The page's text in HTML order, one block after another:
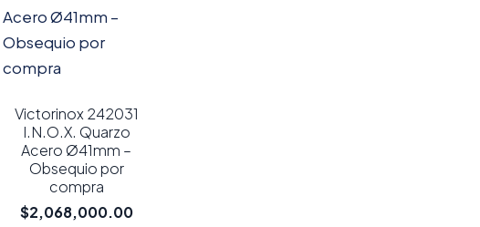
Victorinox 242031
I.N.O.X. Quarzo
Acero Ø41mm –
Obsequio por
compra
$2,068,000.00